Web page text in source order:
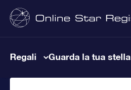
Regali Guarda la tua stella